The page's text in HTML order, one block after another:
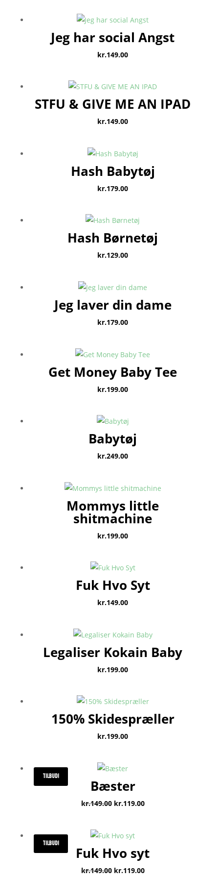
Jeg har social Angst
kr.149.00
STFU & GIVE ME AN IPAD
kr.149.00
Hash Babytøj
kr.179.00
Hash Børnetøj
kr.129.00
Jeg laver din dame
kr.179.00
Get Money Baby Tee
kr.199.00
Babytøj
kr.249.00
Mommys little
shitmachine
kr.199.00
Fuk Hvo Syt
kr.149.00
Legaliser Kokain Baby
kr.199.00
150% Skidespræller
kr.199.00
TILBUD!
Bæster
kr.149.00 Den
var:
kr.149.00.
kr.119.00Den
kr.119.00.
TILBUD!
Fuk Hvo syt
kr.149.00 Den
kr.119.00Den